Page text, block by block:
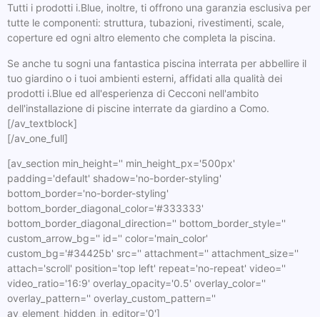
Tutti i prodotti i.Blue, inoltre, ti offrono una garanzia esclusiva per
tutte le componenti: struttura, tubazioni, rivestimenti, scale,
coperture ed ogni altro elemento che completa la piscina.
Se anche tu sogni una fantastica piscina interrata per abbellire il
tuo giardino o i tuoi ambienti esterni, affidati alla qualità dei
prodotti i.Blue ed all'esperienza di Cecconi nell'ambito
dell'installazione di piscine interrate da giardino a Como.
[/av_textblock]
[/av_one_full]
[av_section min_height='' min_height_px='500px'
padding='default' shadow='no-border-styling'
bottom_border='no-border-styling'
bottom_border_diagonal_color='#333333'
bottom_border_diagonal_direction='' bottom_border_style=''
custom_arrow_bg='' id='' color='main_color'
custom_bg='#34425b' src='' attachment='' attachment_size=''
attach='scroll' position='top left' repeat='no-repeat' video=''
video_ratio='16:9' overlay_opacity='0.5' overlay_color=''
overlay_pattern='' overlay_custom_pattern=''
av_element_hidden_in_editor='0']